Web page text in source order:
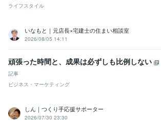
ライフスタイル
いなもと｜元店長×宅建士の住まい相談室
2026/08/05 14:11
頑張った時間と、成果は必ずしも比例しない
記事
ビジネス・マーケティング
しん｜つくり手応援サポーター
2026/07/30 23:30